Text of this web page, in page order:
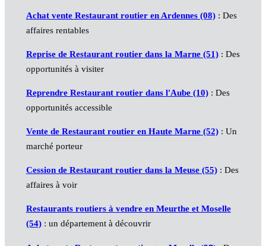
Achat vente Restaurant routier en Ardennes (08): Des
affaires rentables
Reprise de Restaurant routier dans la Marne (51): Des
opportunités à visiter
Reprendre Restaurant routier dans l'Aube (10): Des
opportunités accessible
Vente de Restaurant routier en Haute Marne (52): Un
marché porteur
Cession de Restaurant routier dans la Meuse (55): Des
affaires à voir
Restaurants routiers à vendre en Meurthe et Moselle
(54): un département à découvrir